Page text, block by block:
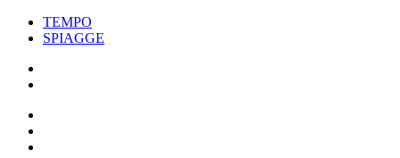
TEMPO
SPIAGGE